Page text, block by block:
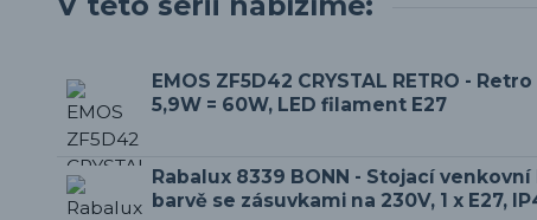
EMOS ZF5D42 CRYSTAL RETRO -
5,9W = 60W, LED filament E27
Rabalux 8339 BONN - Stojací
barvě se zásuvkami na 230V, 1 x E27,